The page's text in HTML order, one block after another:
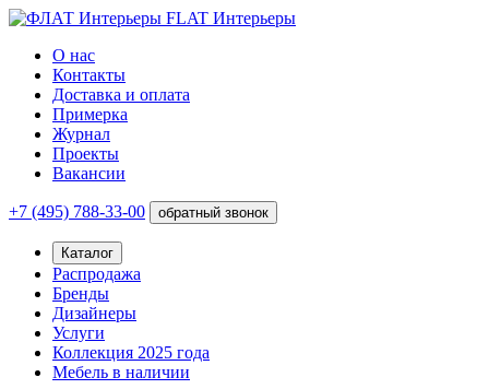
FLAT Интерьеры
О нас
Контакты
Доставка и оплата
Примерка
Журнал
Проекты
Вакансии
+7 (495) 788-33-00 обратный звонок
Каталог
Распродажа
Бренды
Дизайнеры
Услуги
Коллекция 2025 года
Мебель в наличии